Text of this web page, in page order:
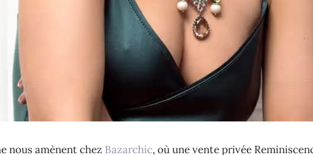
nous amènent chez Bazarchic, où une vente privée